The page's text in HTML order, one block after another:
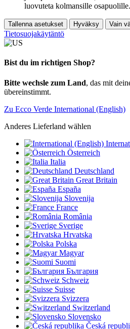
luovuteta kolmansille osapuolille.
Tallenna asetukset Hyväksy Vain
Tietosuojakäytäntö
Bist du im richtigen Shop?
Bitte wechsle zum Land, das mit
übereinstimmt.
Zu Ecco Verde International (English)
Anderes Lieferland wählen
Österreich
Italia
Deutschland
Great Britain
España
Slovenija
France
România
Sverige
Hrvatska
Polska
Magyar
Suomi
България
Schweiz
Suisse
Svizzera
Switzerland
Slovensko
Česká